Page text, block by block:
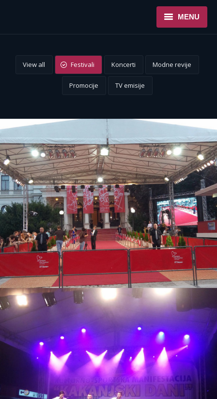
MENU
USLUGE
O NAMA
NOVOSTI
KONTAKT
View all Festivali Koncerti Modne revije
Promocije TV emisije
26. Januara 2016. Festivali